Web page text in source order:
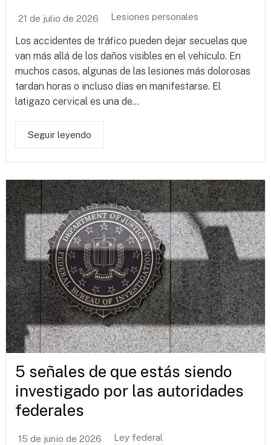
21 de julio de 2026 Lesiones personales
Los accidentes de tráfico pueden dejar secuelas que
van más allá de los daños visibles en el vehículo. En
muchos casos, algunas de las lesiones más dolorosas
tardan horas o incluso días en manifestarse. El
latigazo cervical es una de...
Seguir leyendo
5 señales de que estás siendo
investigado por las autoridades
federales
15 de junio de 2026 Ley federal